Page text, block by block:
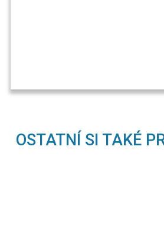
OSTATNÍ SI TAKÉ